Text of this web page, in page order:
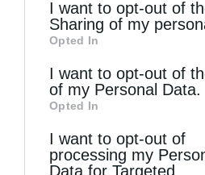
information by third
of downstream
information may also be
third parties on theIAB’s
Downstream Participants
disclose it to other third
I want to opt-out of
Sharing of my
Opted In
I want to opt-out of
of my Personal Data.
Opted In
I want to opt-out of
processing my
Data for Targeted